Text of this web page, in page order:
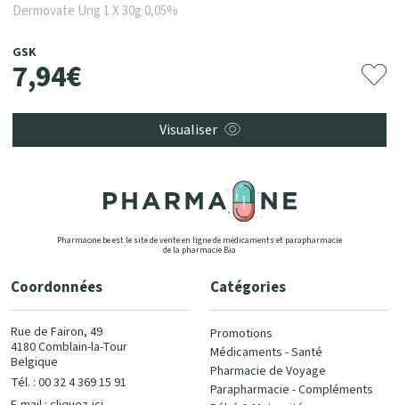
Dermovate Ung 1 X 30g 0,05%
GSK
7,94€
Visualiser
Pharmaone.be est le site de vente en ligne de médicaments et parapharmacie
de la pharmacie Bia
Coordonnées
Rue de Fairon, 49
4180 Comblain-la-Tour
Belgique
Tél. : 00 32 4 369 15 91
Catégories
Promotions
Médicaments - Santé
Pharmacie de Voyage
Parapharmacie - Compléments